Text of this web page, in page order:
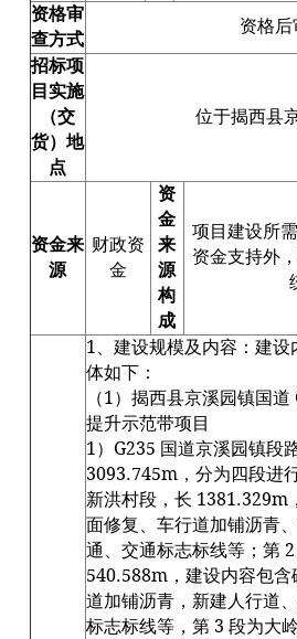
资格审
查方式
资格后
招标项
目实施
（交
货）地
点
位于揭西县
资金来
源
财政资
金
资
金
来
源
构
成
项目建设所
资金支持外
1、建设规模及内容：建
体如下：
（1）揭西县京溪园镇国
提升示范带项目
1）G235 国道京溪园镇段
3093.745m，分为四段进
新洪村段，长 1381.329m
面修复、车行道加铺沥青
通、交通标志标线等；第
540.588m，建设内容包
道加铺沥青，新建人行道
标志标线等，第 3 段为大